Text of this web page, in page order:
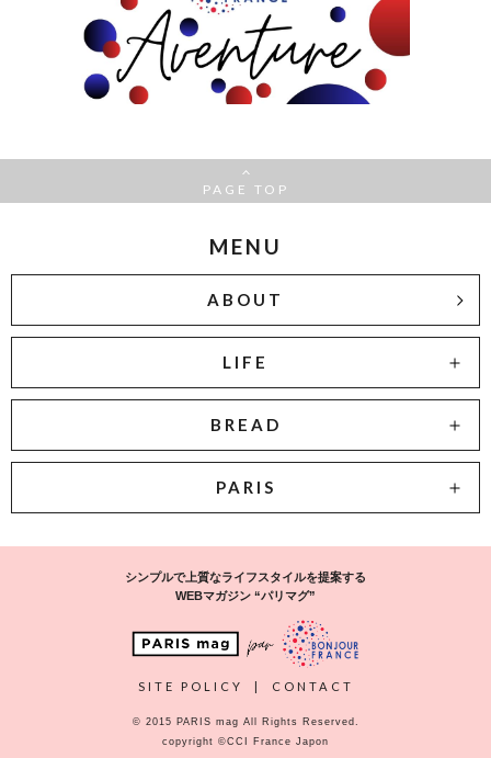
PAGE TOP
MENU
ABOUT
LIFE
BREAD
PARIS
シンプルで上質なライフスタイルを提案する
WEBマガジン “パリマグ”
SITE POLICY | CONTACT
© 2015 PARIS mag All Rights Reserved.
copyright ©CCI France Japon